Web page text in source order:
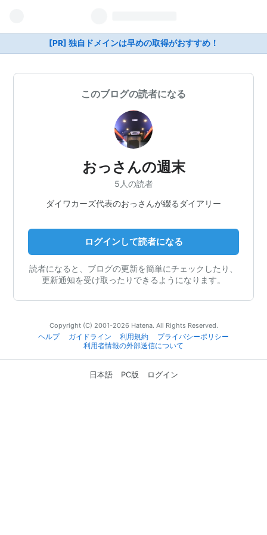
[PR] 独自ドメインは早めの取得がおすすめ！
このブログの読者になる
おっさんの週末
5人の読者
ダイワカーズ代表のおっさんが綴るダイアリー
ログインして読者になる
読者になると、ブログの更新を簡単にチェックしたり、
更新通知を受け取ったりできるようになります。
Copyright (C) 2001-2026 Hatena. All Rights Reserved.
ヘルプ
ガイドライン 利用規約
プライバシーポリシー
利用者情報の外部送信について
日本語 PC版 ログイン